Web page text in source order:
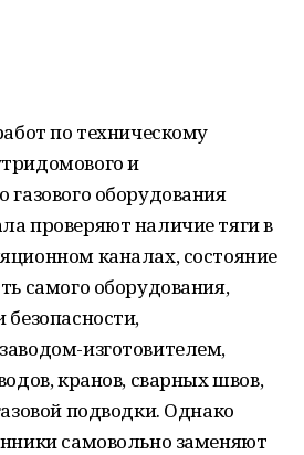
по техническому
и
газового оборудования
проверяют наличие тяги в
каналах, состояние
самого оборудования,
изготовителем,
кранов, сварных швов,
подводки. Однако
самовольно заменяют